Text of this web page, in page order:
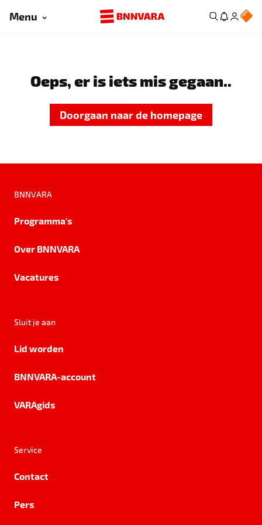
Menu
Oeps, er is iets mis gegaan..
Doorgaan naar de homepage
BNNVARA
Programma's
Over BNNVARA
Vacatures
Sluit je aan
Lid worden
BNNVARA-account
VARAgids
Service
Contact
Pers